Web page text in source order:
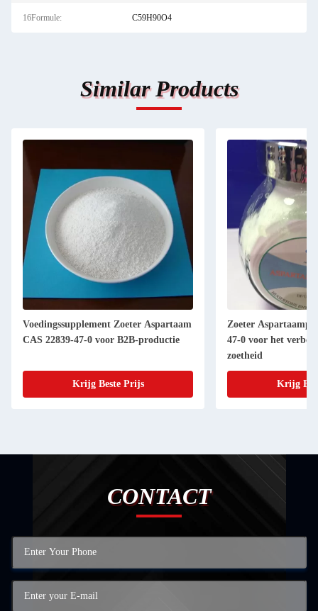
16Formule: C59H90O4
Similar Products
Voedingssupplement Zoeter Aspartaam
CAS 22839-47-0 voor B2B-productie
Krijg Beste Prijs
Zoeter
47-0 voor het
zoetheid
Krijg
CONTACT